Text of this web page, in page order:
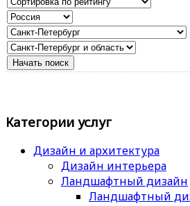
Категории услуг
Дизайн и архитектура
Дизайн интерьера
Ландшафтный дизайн
Ландшафтный